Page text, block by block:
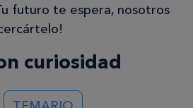
futuro te espera, nosotros
curiosidad